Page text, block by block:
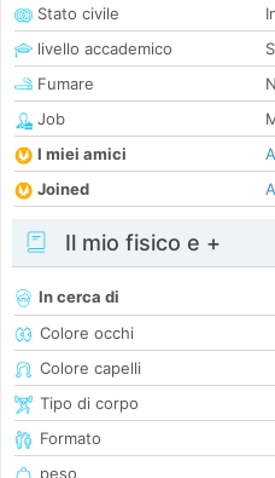
Stato civile
livello accademico
Fumare
Job
I miei amici
Joined
Il mio fisico e +
In cerca di
Colore occhi
Colore capelli
Tipo di corpo
Formato
peso